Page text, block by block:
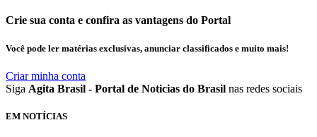
Crie sua conta e confira as vantagens do Portal
Você pode ler matérias exclusivas, anunciar classificados e muito mais!
Criar minha conta
Siga Agita Brasil - Portal de Noticias do Brasil nas redes sociais
EM NOTÍCIAS